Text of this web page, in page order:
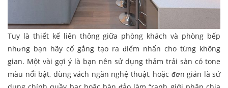
Tuy là thiết kế liên thông giữa phòng khách và phòng bếp
nhưng bạn hãy cố gắng tạo ra điểm nhấn cho từng không
gian. Một vài gợi ý là bạn nên sử dụng thảm trải sàn có tone
màu nổi bật, dùng vách ngăn nghệ thuật, hoặc đơn giản là sử